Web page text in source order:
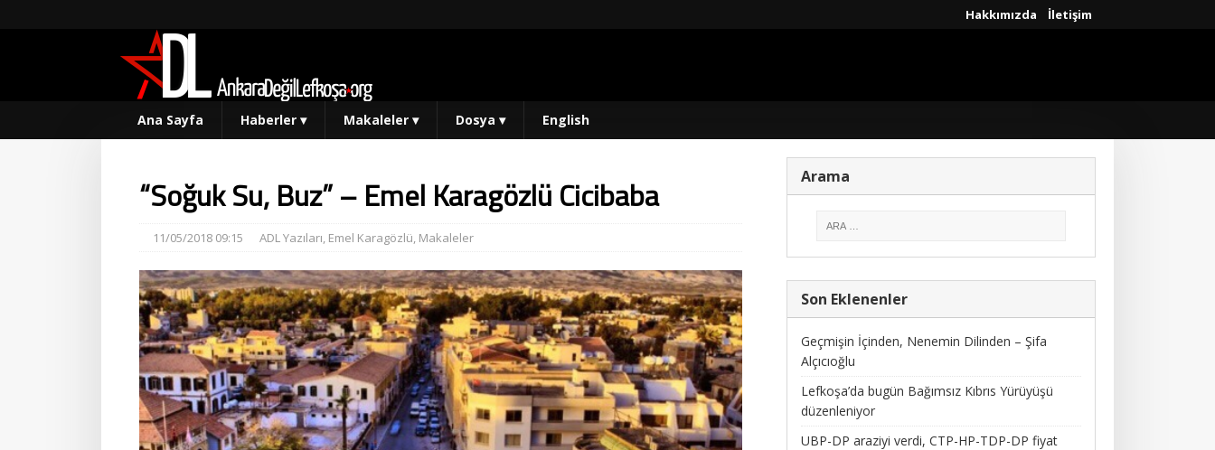
Hakkımızda İletişim
Ana Sayfa Haberler ▾ Makaleler ▾ Dosya ▾ English
“Soğuk Su, Buz” – Emel Karagözlü Cicibaba
11/05/2018 09:15 ADL Yazıları, Emel Karagözlü, Makaleler
Arama
Son Eklenenler
Geçmişin İçinden, Nenemin Dilinden – Şifa
Alçıcıoğlu
Lefkoşa’da bugün Bağımsız Kıbrıs Yürüyüşü
düzenleniyor
UBP-DP araziyi verdi, CTP-HP-TDP-DP fiyat